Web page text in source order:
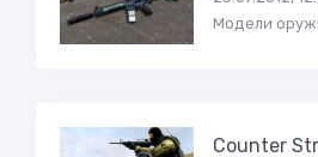
Модели
Counter